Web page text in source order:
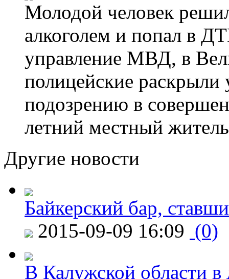
Молодой человек
алкоголем и попал в
управление МВД, в
полицейские
подозрению в
летний местный
Другие новости
Байкерский бар,
2015-09-09 16:09 (0)
В Калужской области в